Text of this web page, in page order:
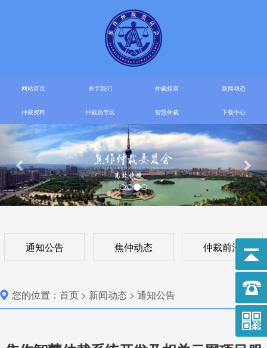
网站首页 关于我们 仲裁指南 新闻动态
仲裁资料 仲裁员专区 智慧仲裁 下载中心
通知公告 焦仲动态 仲裁前沿
您的位置： 首页 > 新闻动态 > 通知公告
作仲